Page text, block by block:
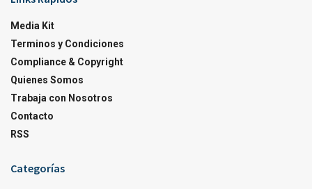
Media Kit
Terminos y Condiciones
Compliance & Copyright
Quienes Somos
Trabaja con Nosotros
Contacto
RSS
Categorías